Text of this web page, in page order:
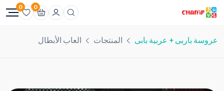
0
0
عروسة باربى + عربية بابى المنتجات العاب الأبطال